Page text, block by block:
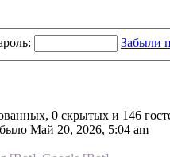
Забыли
0 скрытых и 146
было Май 20, 2026, 5:04 am